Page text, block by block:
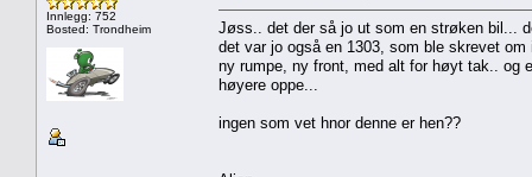
Innlegg: 752
Bosted: Trondheim
Jøss.. det der så jo ut som en strøken bil...
det var jo også en 1303, som ble skrevet
ny rumpe, ny front, med alt for høyt tak.. og
høyere oppe...
ingen som vet hnor denne er hen??